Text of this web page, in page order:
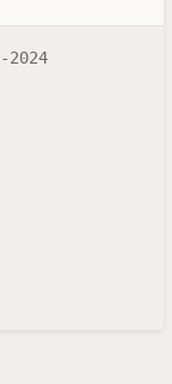
2024